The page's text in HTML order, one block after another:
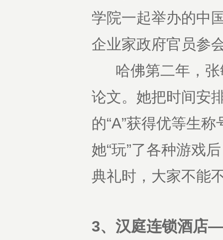
学院一起举办的中
企业家政府官员参
哈佛第二年，张
论文。她把时间安
的“A”获得优等生
她“玩”了各种游戏
典礼时，大家不能
3、汉庭连锁酒店